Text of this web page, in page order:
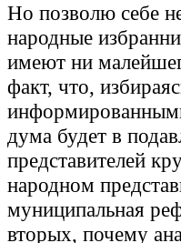
Но позволю себе
народные
имеют ни
факт, что,
дума будет в
представителей
народном
муниципальная
вторых, почему